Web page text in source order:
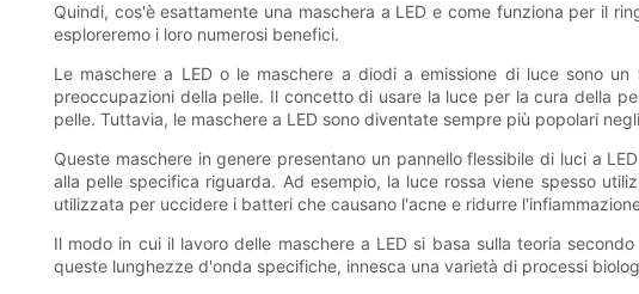
Quindi, cos'è esattamente una maschera a LED e come funziona per il
esploreremo i loro numerosi benefici.
Le maschere a LED o le maschere a diodi a emissione di luce sono
preoccupazioni della pelle. Il concetto di usare la luce per la cura della
pelle. Tuttavia, le maschere a LED sono diventate sempre più popolari
Queste maschere in genere presentano un pannello flessibile di luci a
alla pelle specifica riguarda. Ad esempio, la luce rossa viene spesso
utilizzata per uccidere i batteri che causano l'acne e ridurre
Il modo in cui il lavoro delle maschere a LED si basa sulla teoria
queste lunghezze d'onda specifiche, innesca una varietà di processi